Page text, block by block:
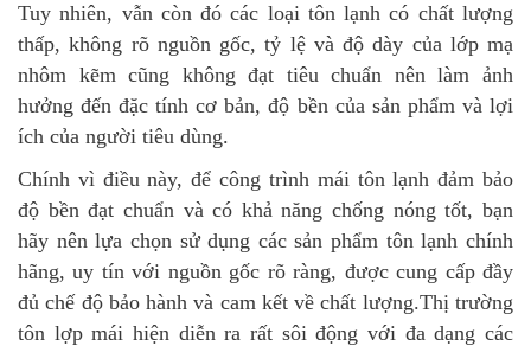
Tuy nhiên, vẫn còn đó các loại tôn lạnh có chất lượng
thấp, không rõ nguồn gốc, tỷ lệ và độ dày của lớp mạ
nhôm kẽm cũng không đạt tiêu chuẩn nên làm ảnh
hưởng đến đặc tính cơ bản, độ bền của sản phẩm và lợi
ích của người tiêu dùng.
Chính vì điều này, để công trình mái tôn lạnh đảm bảo
độ bền đạt chuẩn và có khả năng chống nóng tốt, bạn
hãy nên lựa chọn sử dụng các sản phẩm tôn lạnh chính
hãng, uy tín với nguồn gốc rõ ràng, được cung cấp đầy
đủ chế độ bảo hành và cam kết về chất lượng.Thị trường
tôn lợp mái hiện diễn ra rất sôi động với đa dạng các